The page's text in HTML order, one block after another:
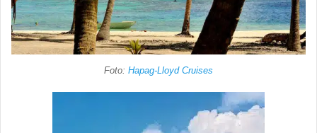
Foto: Hapag-Lloyd Cruises